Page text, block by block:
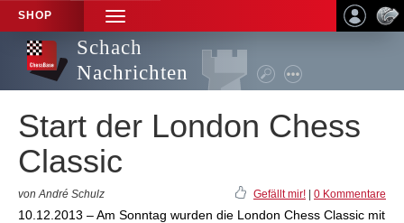
SHOP
TOGGLE
NAVIGATION
Schach
Nachrichten
Start der London Chess
Classic
von André Schulz Gefällt mir! 0 Kommentare
10.12.2013 – Am Sonntag wurden die London Chess Classic mit